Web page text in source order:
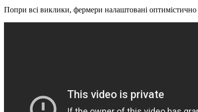
Попри всі виклики, фермери налаштовані оптимістично